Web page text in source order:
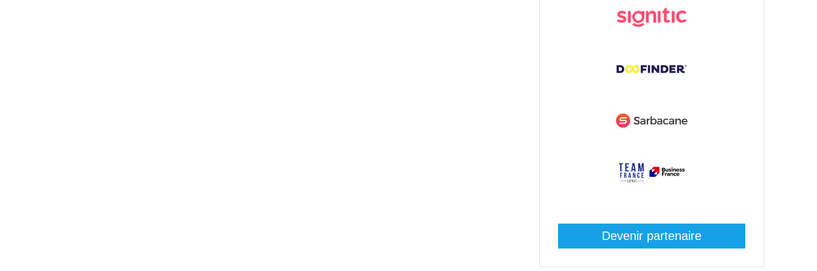
Devenir partenaire